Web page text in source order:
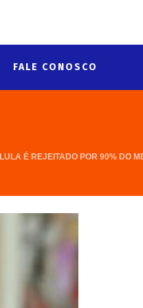
FALE CONOSCO
LULA É REJEITADO POR 90% DO